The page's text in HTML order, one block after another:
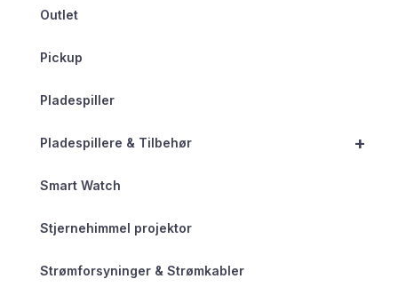
Outlet
Pickup
Pladespiller
+
Pladespillere & Tilbehør
Smart Watch
Stjernehimmel projektor
Strømforsyninger & Strømkabler